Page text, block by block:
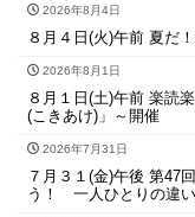
2026年8月4日
８月４日(火)午前 夏だ
2026年8月1日
８月１日(土)午前 楽読
(こきあけ)」～開催
2026年7月31日
７月３１(金)午後 第47
う！ 一人ひとりの違